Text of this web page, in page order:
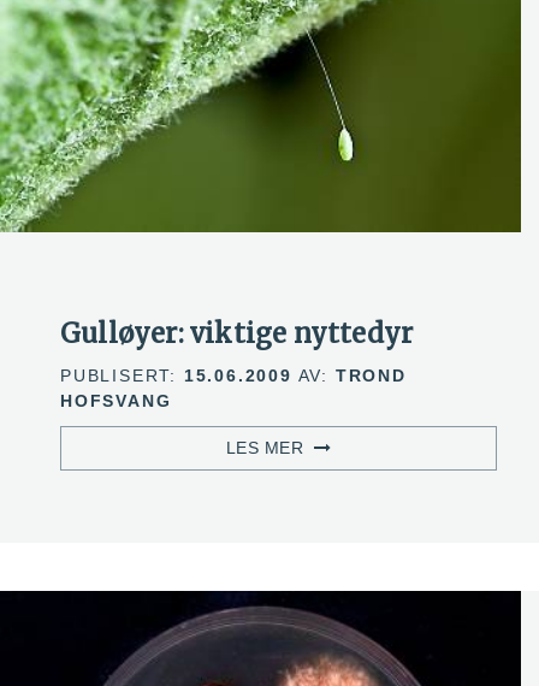
Gulløyer: viktige nyttedyr
PUBLISERT: 15.06.2009 AV: TROND
HOFSVANG
LES MER